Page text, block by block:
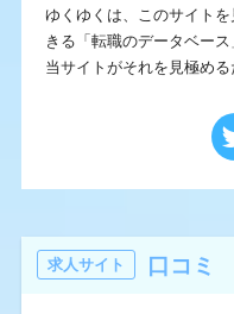
ゆくゆくは、このサイト
きる「転職のデータベー
当サイトがそれを見極める
求人サイト 口コミ